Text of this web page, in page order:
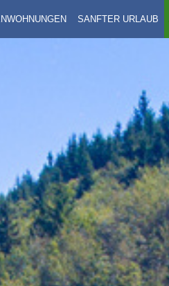
SANFTER URLAUB